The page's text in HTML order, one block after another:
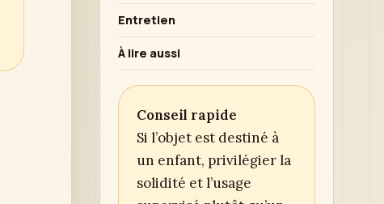
Entretien
À lire aussi
Conseil rapide
Si l’objet est destiné à
un enfant, privilégier la
solidité et l’usage